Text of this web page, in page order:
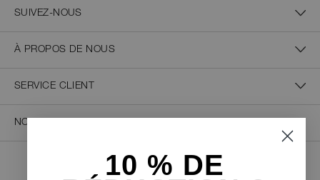
SUIVEZ-NOUS
À PROPOS DE NOUS
SERVICE CLIENT
NOUS CONTACTER
10 % DE